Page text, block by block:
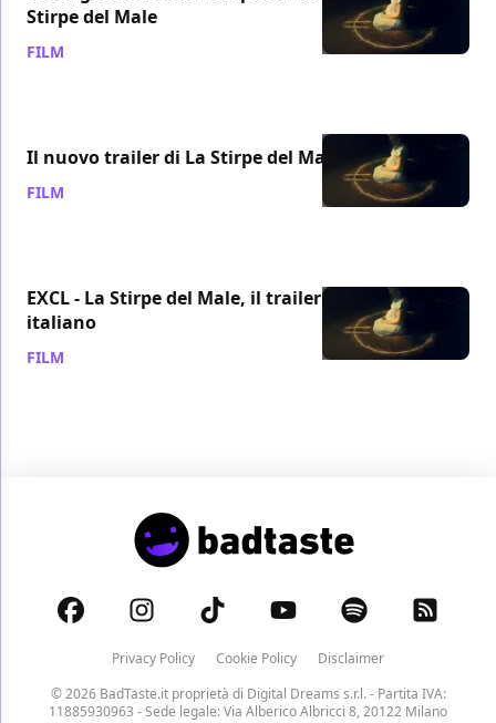
Stirpe del Male
FILM
Il nuovo trailer di La Stirpe del Male
FILM
EXCL - La Stirpe del Male, il trailer
italiano
FILM
Privacy Policy Cookie Policy
Disclaimer
© 2026 BadTaste.it proprietà di Digital Dreams s.r.l.- Partita IVA:
11885930963 - Sede legale: Via Alberico Albricci 8, 20122 Milano